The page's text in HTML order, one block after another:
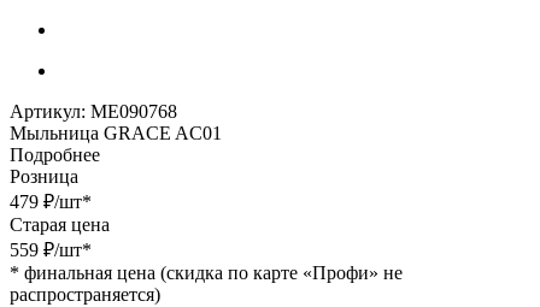
Артикул: МЕ090768
Мыльница GRACE AC01
Подробнее
Розница
479 ₽/шт*
Старая цена
559 ₽/шт*
* финальная цена (скидка по карте «Профи» не
распространяется)